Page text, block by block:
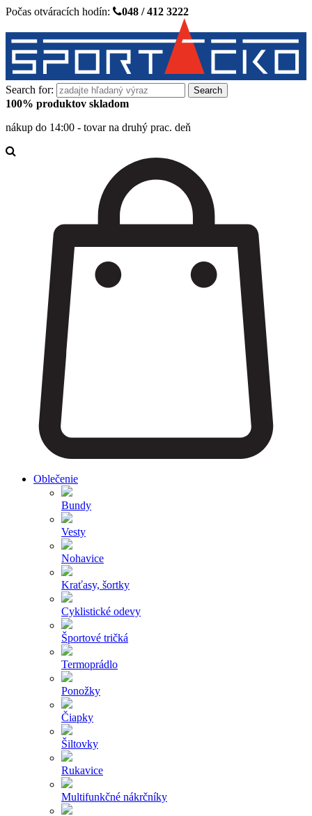
Počas otváracích hodín: 048 / 412 3222
Search for:
100% produktov skladom
nákup do 14:00 - tovar na druhý prac. deň
Oblečenie
Bundy
Vesty
Nohavice
Kraťasy, šortky
Cyklistické odevy
Športové tričká
Termoprádlo
Ponožky
Čiapky
Šiltovky
Rukavice
Multifunkčné nákrčníky